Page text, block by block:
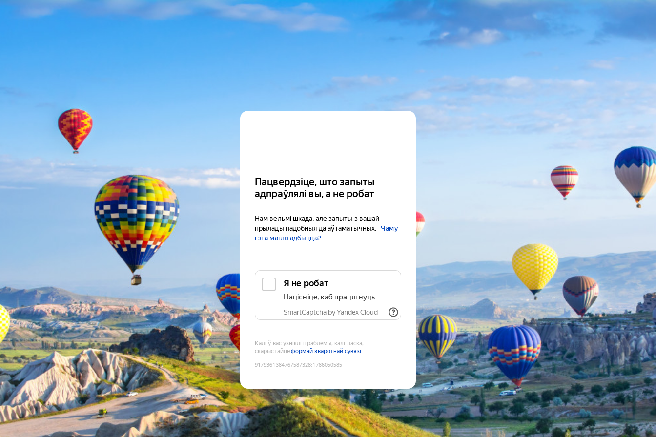
Пацвердзіце, што запыты
адпраўлялі вы, а не робат
Нам вельмі шкада, але запыты з вашай
прылады падобныя да аўтаматычных.
Чаму
гэта магло адбыцца?
Я не робат
Націсніце, каб працягнуць
SmartCaptcha by Yandex Cloud
Калі ў вас узніклі праблемы, калі ласка,
скарыстайцеформай зваротнай сувязі
9179361384767587328:1786050585